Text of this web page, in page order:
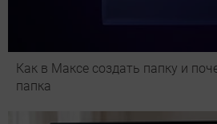
Как в Максе создать папку и
папка